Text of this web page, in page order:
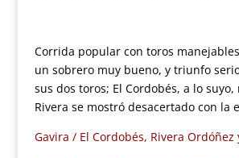
Corrida popular con toros
un sobrero muy bueno, y triunfo
sus dos toros; El Cordobés, a lo
Rivera se mostró desacertado con la
Gavira / El Cordobés, Rivera Ordóñez